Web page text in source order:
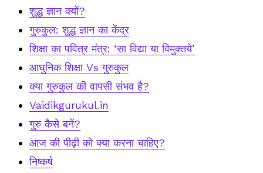
शुद्ध ज्ञान क्यों?
गुरुकुल: शुद्ध ज्ञान का केंद्र
शिक्षा का पवित्र मंत्र: ‘सा विद्या या विमुक्तये’
आधुनिक शिक्षा Vs गुरुकुल
क्या गुरुकुल की वापसी संभव है?
Vaidikgurukul.in
गुरु कैसे बनें?
आज की पीढ़ी को क्या करना चाहिए?
निष्कर्ष